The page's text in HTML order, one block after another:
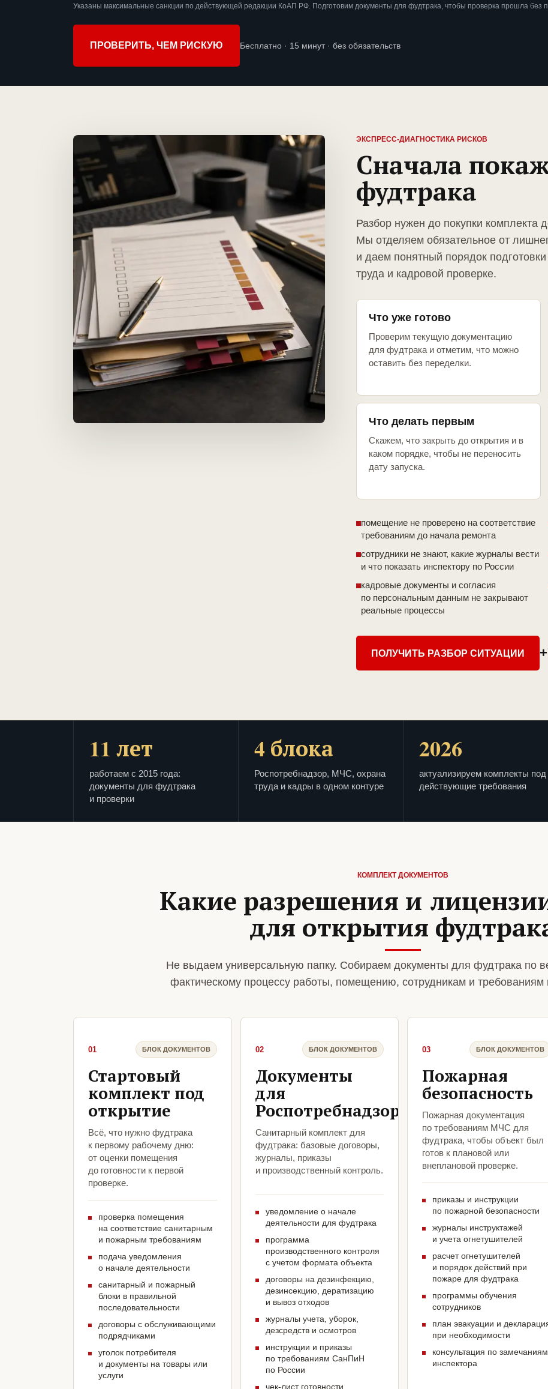
Указаны максимальные санкции по действующей редакции КоАП РФ. Подготовим документы для фудтрака, чтобы проверка прошла без
ПРОВЕРИТЬ, ЧЕМ РИСКУЮ Бесплатно · 15 минут · без обязательств
ЭКСПРЕСС-ДИАГНОСТИКА РИСКОВ
Сначала
фудтрака
Разбор нужен до покупки комплекта
Мы отделяем обязательное от
и даем понятный порядок
труда и кадровой проверке.
Что уже готово
Проверим текущую документацию
для фудтрака и отметим, что можно
оставить без переделки.
Что делать первым
Скажем, что закрыть до открытия и в
каком порядке, чтобы не переносить
дату запуска.
помещение не проверено на соответствие
требованиям до начала ремонта
сотрудники не знают, какие журналы вести
и что показать инспектору по России
кадровые документы и согласия
по персональным данным не закрывают
реальные процессы
ПОЛУЧИТЬ РАЗБОР СИТУАЦИИ
11 лет
работаем с 2015 года:
документы для фудтрака
и проверки
4 блока
Роспотребнадзор, МЧС, охрана
труда и кадры в одном контуре
2026
актуализируем комплекты под
действующие требования
КОМПЛЕКТ ДОКУМЕНТОВ
Какие разрешения и
для открытия
Не выдаем универсальную папку. Собираем документы для фудтрака по
фактическому процессу работы, помещению, сотрудникам и требованиям
01 БЛОК ДОКУМЕНТОВ
Стартовый
комплект под
открытие
Всё, что нужно фудтрака
к первому рабочему дню:
от оценки помещения
до готовности к первой
проверке.
проверка помещения
на соответствие санитарным
и пожарным требованиям
подача уведомления
о начале деятельности
санитарный и пожарный
блоки в правильной
последовательности
договоры с обслуживающими
подрядчиками
уголок потребителя
и документы на товары или
услуги
02 БЛОК ДОКУМЕНТОВ
Документы
для
Роспотребнадзора
Санитарный комплект для
фудтрака: базовые договоры,
журналы, приказы
и производственный контроль.
уведомление о начале
деятельности для фудтрака
программа
производственного контроля
с учетом формата объекта
договоры на дезинфекцию,
дезинсекцию, дератизацию
и вывоз отходов
журналы учета, уборок,
дезсредств и осмотров
инструкции и приказы
по требованиям СанПиН
по России
чек-лист готовности
03 БЛОК ДОКУМЕНТОВ
Пожарная
безопасность
Пожарная документация
по требованиям МЧС для
фудтрака, чтобы объект был
готов к плановой или
внеплановой проверке.
приказы и инструкции
по пожарной безопасности
журналы инструктажей
и учета огнетушителей
расчет огнетушителей
и порядок действий при
пожаре для фудтрака
программы обучения
сотрудников
план эвакуации и
при необходимости
консультация по замечаниям
инспектора